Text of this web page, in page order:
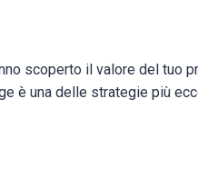
scoperto il valore del tuo
è una delle strategie più